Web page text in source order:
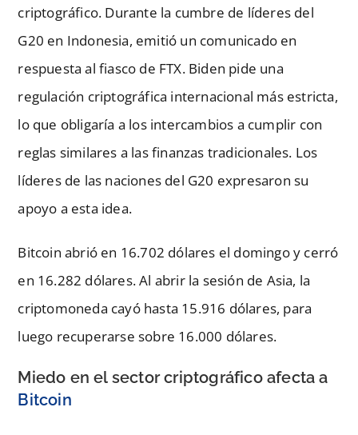
criptográfico. Durante la cumbre de líderes del
G20 en Indonesia, emitió un comunicado en
respuesta al fiasco de FTX. Biden pide una
regulación criptográfica internacional más estricta,
lo que obligaría a los intercambios a cumplir con
reglas similares a las finanzas tradicionales. Los
líderes de las naciones del G20 expresaron su
apoyo a esta idea.
Bitcoin abrió en 16.702 dólares el domingo y cerró
en 16.282 dólares. Al abrir la sesión de Asia, la
criptomoneda cayó hasta 15.916 dólares, para
luego recuperarse sobre 16.000 dólares.
Miedo en el sector criptográfico afecta a
Bitcoin